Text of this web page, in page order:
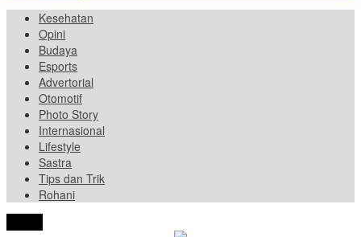
Kesehatan
Opini
Budaya
Esports
Advertorial
Otomotif
Photo Story
Internasional
Lifestyle
Sastra
Tips dan Trik
Rohani